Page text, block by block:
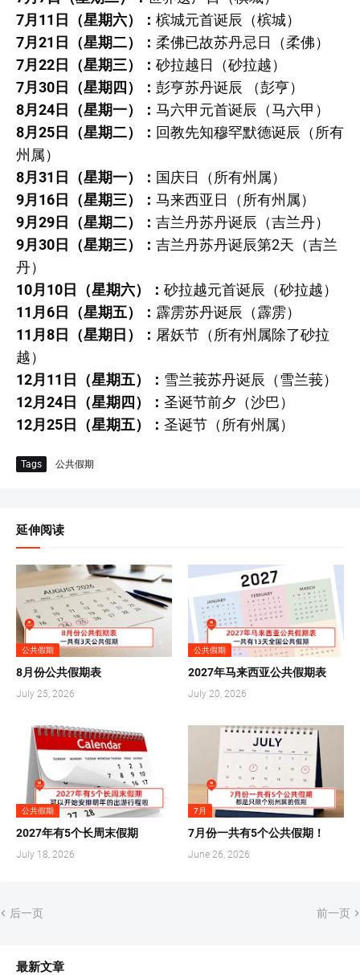
7月11日（星期六）： 槟城元首诞辰（槟城）
7月21日（星期二）： 柔佛已故苏丹忌日（柔佛）
7月22日（星期三）： 砂拉越日（砂拉越）
7月30日（星期四）： 彭亨苏丹诞辰 （彭亨）
8月24日（星期一）： 马六甲元首诞辰（马六甲）
8月25日（星期二）： 回教先知穆罕默德诞辰（所有
州属）
8月31日（星期一）： 国庆日（所有州属）
9月16日（星期三）： 马来西亚日（所有州属）
9月29日（星期二）： 吉兰丹苏丹诞辰（吉兰丹）
9月30日（星期三）： 吉兰丹苏丹诞辰第2天（吉兰
丹）
10月10日（星期六）： 砂拉越元首诞辰（砂拉越）
11月6日（星期五）： 霹雳苏丹诞辰（霹雳）
11月8日（星期日）： 屠妖节（所有州属除了砂拉
越）
12月11日（星期五）： 雪兰莪苏丹诞辰（雪兰莪）
12月24日（星期四）： 圣诞节前夕（沙巴）
12月25日（星期五）： 圣诞节（所有州属）
Tags 公共假期
延伸阅读
公共假期
8月份公共假期表
July 25, 2026
公共假期
2027年马来西亚公共假期表
July 20, 2026
公共假期
2027年有5个长周末假期
July 18, 2026
7月
7月份一共有5个公共假期！
June 26, 2026
后一页 前一页
最新文章